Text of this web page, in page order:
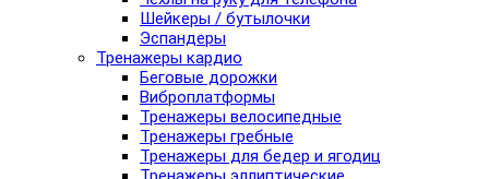
Шейкеры / бутылочки
Эспандеры
Тренажеры кардио
Беговые дорожки
Виброплатформы
Тренажеры велосипедные
Тренажеры гребные
Тренажеры для бедер и ягодиц